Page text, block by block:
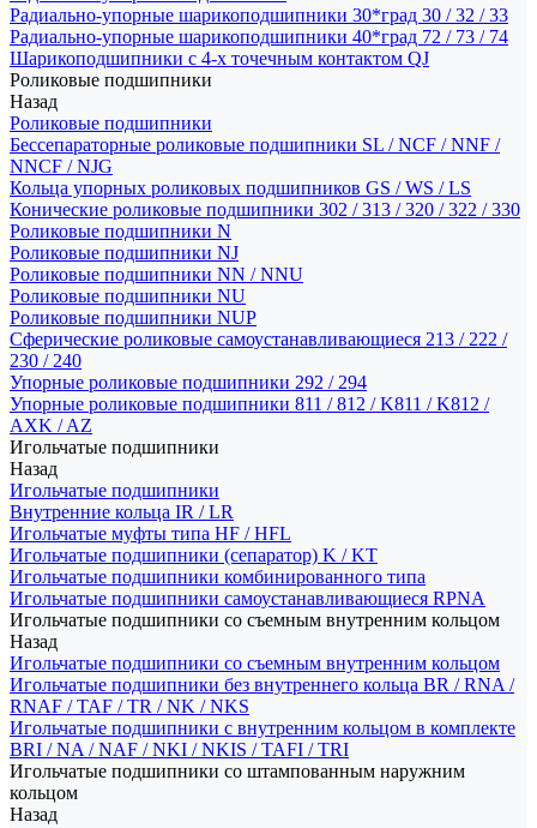
Радиально-упорные шарикоподшипники 30*град 30 / 32 / 33
Радиально-упорные шарикоподшипники 40*град 72 / 73 / 74
Шарикоподшипники с 4-х точечным контактом QJ
Роликовые подшипники
Назад
Роликовые подшипники
Бессепараторные роликовые подшипники SL / NCF / NNF /
NNCF / NJG
Кольца упорных роликовых подшипников GS / WS / LS
Конические роликовые подшипники 302 / 313 / 320 / 322 / 330
Роликовые подшипники N
Роликовые подшипники NJ
Роликовые подшипники NN / NNU
Роликовые подшипники NU
Роликовые подшипники NUP
Сферические роликовые самоустанавливающиеся 213 / 222 /
230 / 240
Упорные роликовые подшипники 292 / 294
Упорные роликовые подшипники 811 / 812 / K811 / K812 /
AXK / AZ
Игольчатые подшипники
Назад
Игольчатые подшипники
Внутренние кольца IR / LR
Игольчатые муфты типа HF / HFL
Игольчатые подшипники (сепаратор) K / KT
Игольчатые подшипники комбинированного типа
Игольчатые подшипники самоустанавливающиеся RPNA
Игольчатые подшипники со съемным внутренним кольцом
Назад
Игольчатые подшипники со съемным внутренним кольцом
Игольчатые подшипники без внутреннего кольца BR / RNA /
RNAF / TAF / TR / NK / NKS
Игольчатые подшипники с внутренним кольцом в комплекте
BRI / NA / NAF / NKI / NKIS / TAFI / TRI
Игольчатые подшипники со штампованным наружним
кольцом
Назад